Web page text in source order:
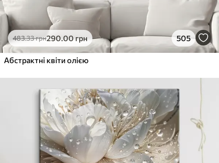
483.33грн290.00грн 505
Абстрактні квіти олією